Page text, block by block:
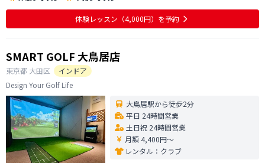
体験レッスン （4,000円） を予約
SMART GOLF 大鳥居店
東京都 大田区
インドア
Design Your Golf Life
大鳥居駅から徒歩2分
平日 24時間営業
土日祝 24時間営業
月額 4,400円〜
レンタル： クラブ